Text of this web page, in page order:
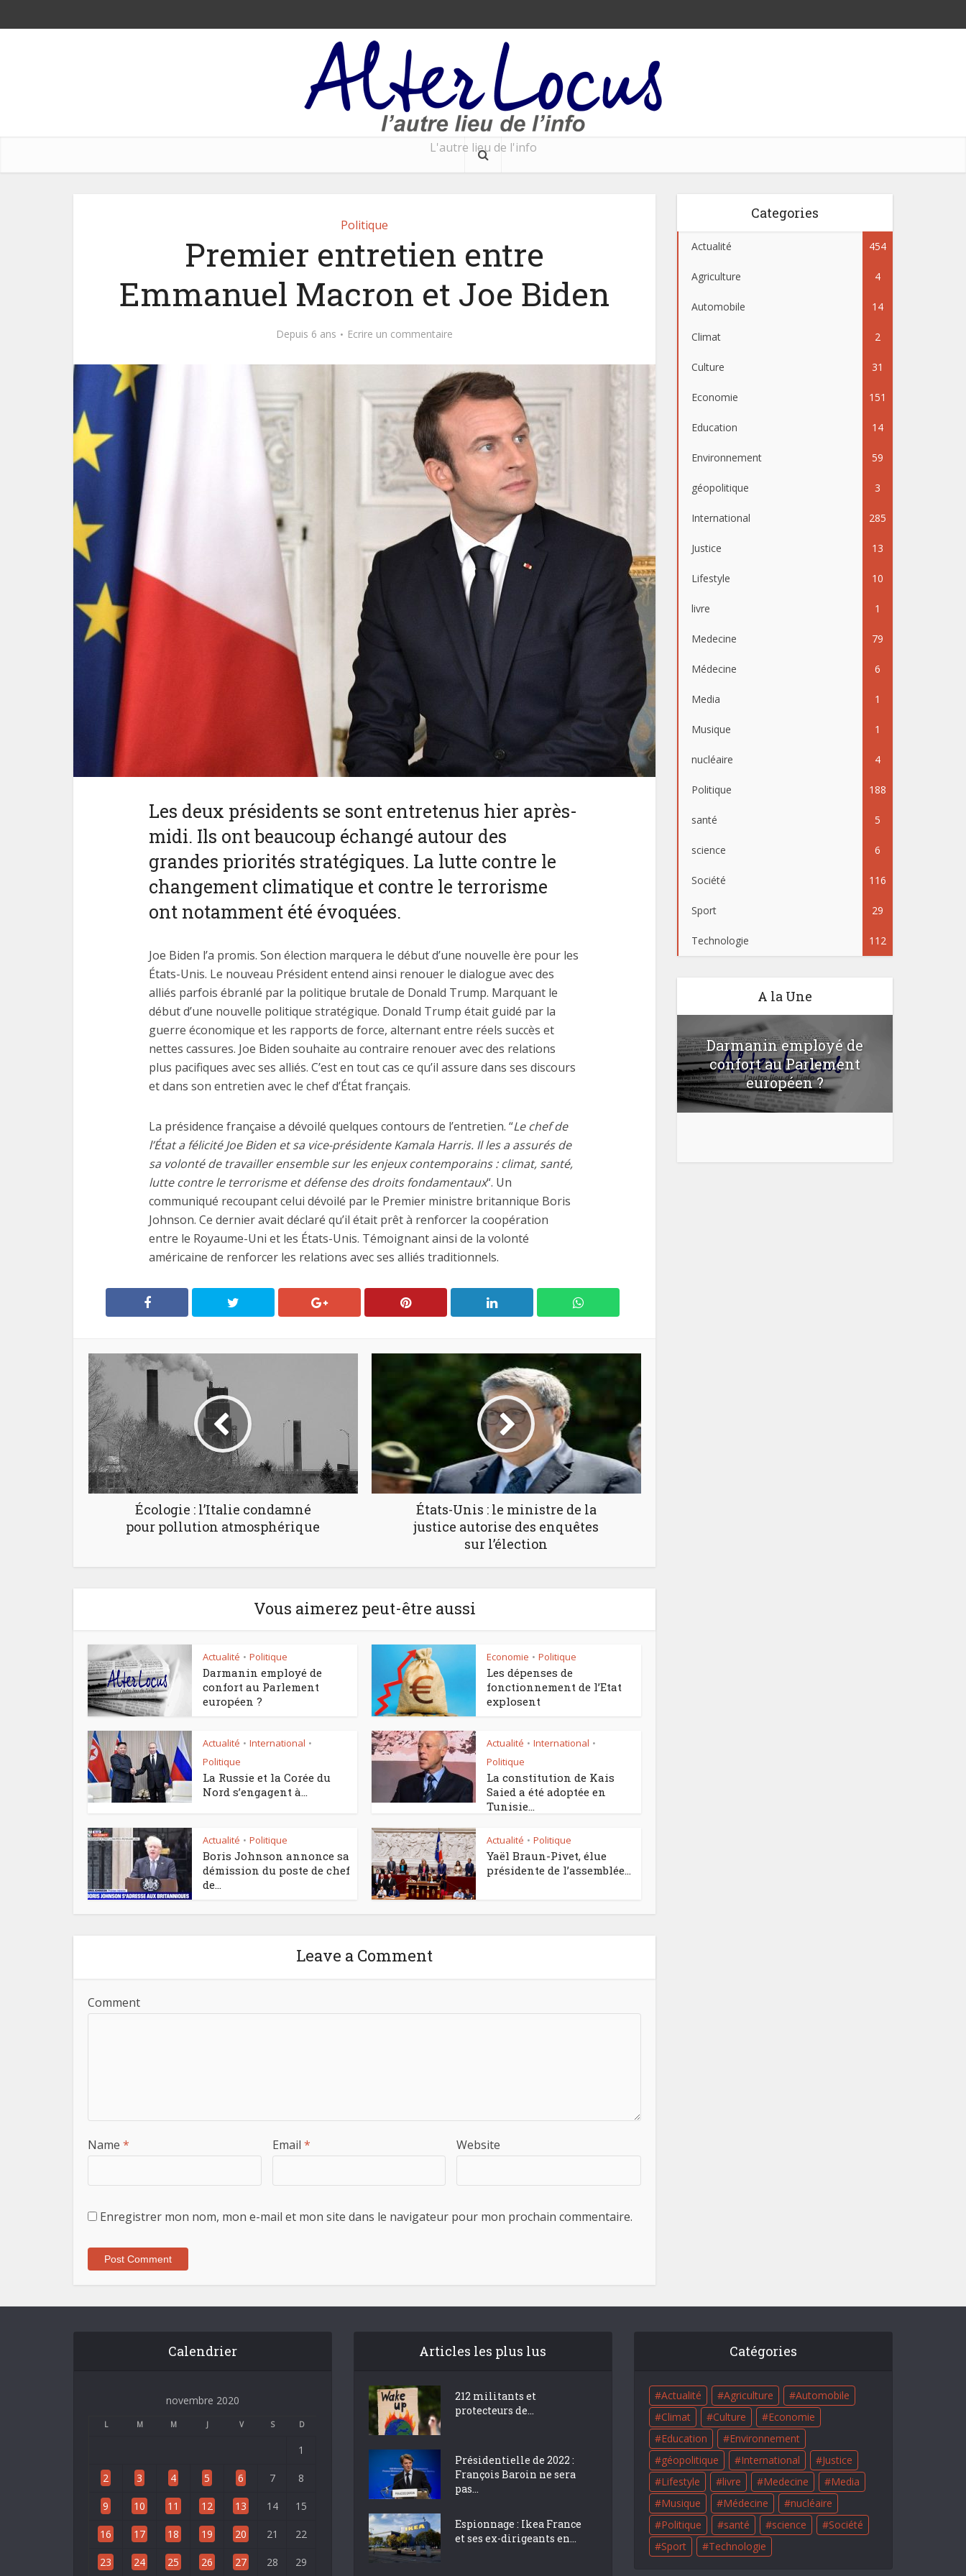
L'autre lieu de l'info
Politique
Premier entretien entre
Emmanuel Macron et Joe Biden
Depuis 6 ans Ecrire un commentaire
Les deux présidents se sont entretenus hier après-
midi. Ils ont beaucoup échangé autour des
grandes priorités stratégiques. La lutte contre le
changement climatique et contre le terrorisme
ont notamment été évoquées.
Joe Biden l’a promis. Son élection marquera le début d’une nouvelle ère pour les
États-Unis. Le nouveau Président entend ainsi renouer le dialogue avec des
alliés parfois ébranlé par la politique brutale de Donald Trump. Marquant le
début d’une nouvelle politique stratégique. Donald Trump était guidé par la
guerre économique et les rapports de force, alternant entre réels succès et
nettes cassures. Joe Biden souhaite au contraire renouer avec des relations
plus pacifiques avec ses alliés. C’est en tout cas ce qu’il assure dans ses discours
et dans son entretien avec le chef d’État français.
La présidence française a dévoilé quelques contours de l’entretien. “Le chef de
l’État a félicité Joe Biden et sa vice-présidente Kamala Harris. Il les a assurés de
sa volonté de travailler ensemble sur les enjeux contemporains : climat, santé,
lutte contre le terrorisme et défense des droits fondamentaux“. Un
communiqué recoupant celui dévoilé par le Premier ministre britannique Boris
Johnson. Ce dernier avait déclaré qu’il était prêt à renforcer la coopération
entre le Royaume-Uni et les États-Unis. Témoignant ainsi de la volonté
américaine de renforcer les relations avec ses alliés traditionnels.
Écologie : l’Italie condamné
pour pollution atmosphérique
États-Unis : le ministre de la
justice autorise des enquêtes
sur l’élection
Vous aimerez peut-être aussi
Actualité • Politique
Darmanin employé de
confort au Parlement
européen ?
Economie • Politique
Les dépenses de
fonctionnement de l’Etat
explosent
Actualité • International •
Politique
La Russie et la Corée du
Nord s’engagent à...
Actualité • International •
Politique
La constitution de Kais
Saied a été adoptée en
Tunisie...
Actualité • Politique
Boris Johnson annonce sa
démission du poste de chef
de...
Actualité • Politique
Yaël Braun-Pivet, élue
présidente de l’assemblée...
Leave a Comment
Comment
Name * Email * Website
Enregistrer mon nom, mon e-mail et mon site dans le navigateur pour mon prochain commentaire.
Categories
Actualité 454
Agriculture 4
Automobile 14
Climat 2
Culture 31
Economie 151
Education 14
Environnement 59
géopolitique 3
International 285
Justice 13
Lifestyle 10
livre 1
Medecine 79
Médecine 6
Media 1
Musique 1
nucléaire 4
Politique 188
santé 5
science 6
Société 116
Sport 29
Technologie 112
A la Une
Les dépenses de
fonctionnement de l’Etat
Darmanin employé de
confort au Parlement
européen ?
Calendrier
novembre 2020
L M M J V S D
1
2 3 4 5 6 7 8
9 10 11 12 13 14 15
16 17 18 19 20 21 22
23 24 25 26 27 28 29
Articles les plus lus
212 militants et
protecteurs de...
Présidentielle de 2022 :
François Baroin ne sera
pas...
Espionnage : Ikea France
et ses ex-dirigeants en...
Catégories
Actualité Agriculture
Automobile
Climat
Culture
Economie
Education
Environnement
géopolitique
International
Justice
Lifestyle
livre Medecine
Media
Musique
Médecine
nucléaire
Politique
santé science
Société
Sport
Technologie